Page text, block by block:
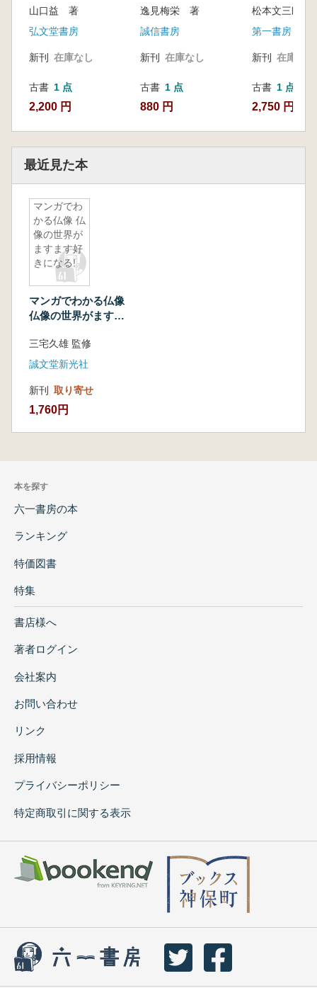
山口益 著
弘文堂書房
新刊 在庫なし
古書 1 点
2,200 円
逸見梅栄 著
誠信書房
新刊 在庫なし
古書 1 点
880 円
松本文三郎
第一書房
新刊 在庫なし
古書 1 点
2,750 円
最近見た本
マンガでわ
かる仏像 仏
像の世界が
ますます好
きになる!
マンガでわかる仏像
仏像の世界がますま
三宅久雄 監修
誠文堂新光社
新刊 取り寄せ
1,760円
本を探す
六一書房の本
ランキング
特価図書
特集
書店様へ
著者ログイン
会社案内
お問い合わせ
リンク
採用情報
プライバシーポリシー
特定商取引に関する表示